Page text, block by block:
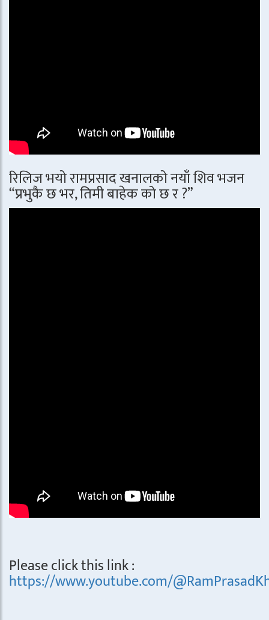
रिलिज भयो रामप्रसाद खनालको नयाँ शिव भजन
“प्रभुकै छ भर, तिमी बाहेक को छ र ?”
Please click this link :
https://www.youtube.com/